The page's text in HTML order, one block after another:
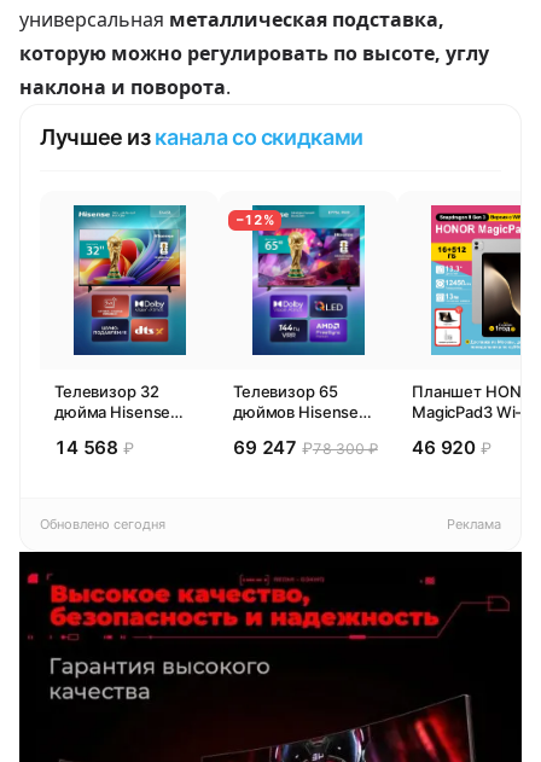
универсальная металлическая подставка,
которую можно регулировать по высоте, углу
наклона и поворота.
Лучшее изканала со скидками
Телевизор 32
дюйма Hisense
Смарт ТВ HD
14 568 ₽
−12%
Телевизор 65
дюймов Hisense
(2026) Смарт ТВ
69 247 ₽78 300 ₽
Планшет
MagicPad3 Wi-Fi,
Snapdragon 8,
46 920 ₽
Обновлено сегодня Реклама